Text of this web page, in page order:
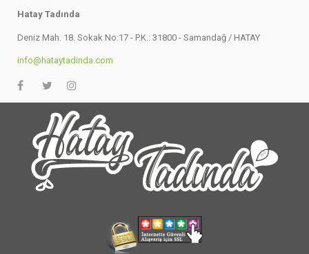
Hatay Tadında
Deniz Mah. 18. Sokak No:17 - P.K.: 31800 - Samandağ / HATAY
info@hataytadinda.com